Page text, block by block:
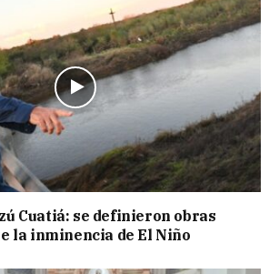
Cuatiá: se definieron obras
la inminencia de El Niño